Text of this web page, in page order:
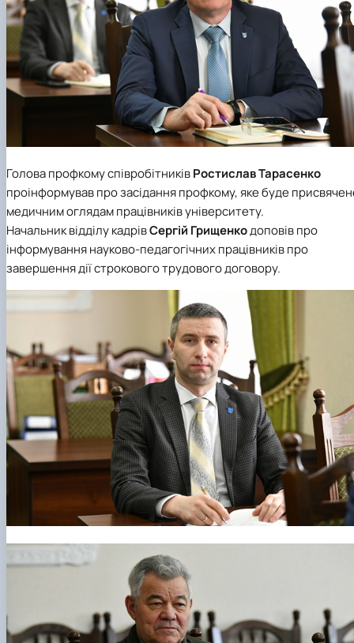
Голова профкому співробітниківРостислав Тарасенко
проінформував про засідання профкому, яке буде
медичним оглядам працівників університету.
Начальник відділу кадрівСергій Грищенкодоповів про
інформування науково-педагогічних працівників про
завершення дії строкового трудового договору.